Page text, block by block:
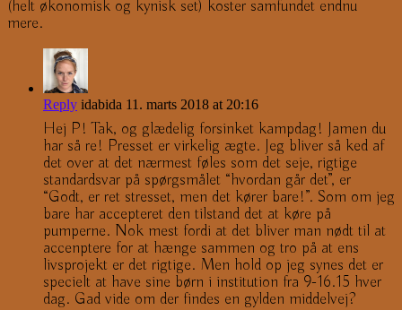
(helt økonomisk og kynisk set) koster samfundet endnu
mere.
Reply idabida 11. marts 2018 at 20:16
Hej P! Tak, og glædelig forsinket kampdag! Jamen du
har så re! Presset er virkelig ægte. Jeg bliver så ked af
det over at det nærmest føles som det seje, rigtige
standardsvar på spørgsmålet “hvordan går det”, er
“Godt, er ret stresset, men det kører bare!”. Som om jeg
bare har accepteret den tilstand det at køre på
pumperne. Nok mest fordi at det bliver man nødt til at
accenptere for at hænge sammen og tro på at ens
livsprojekt er det rigtige. Men hold op jeg synes det er
specielt at have sine børn i institution fra 9-16.15 hver
dag. Gad vide om der findes en gylden middelvej?